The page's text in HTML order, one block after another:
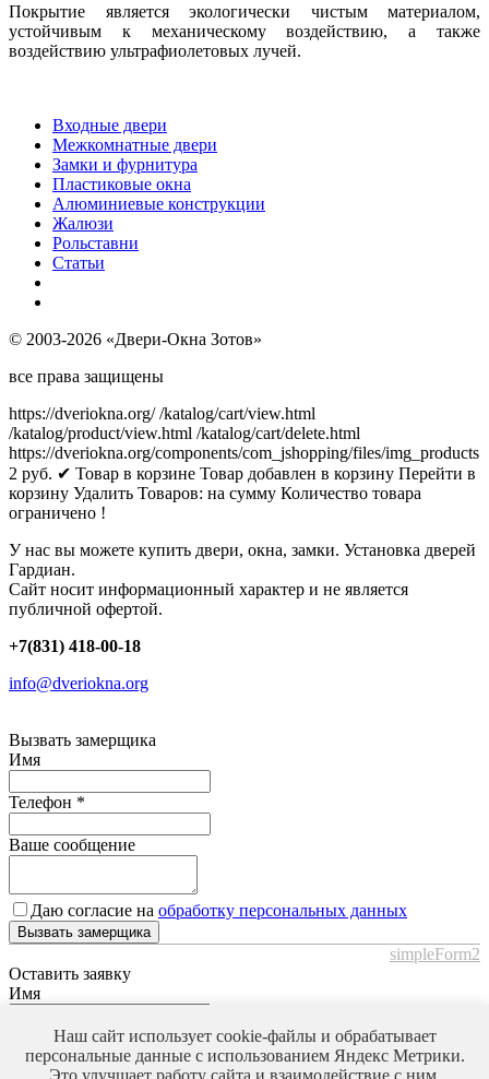
Покрытие является экологически чистым материалом,
устойчивым к механическому воздействию, а также
воздействию ультрафиолетовых лучей.
Входные двери
Межкомнатные двери
Замки и фурнитура
Пластиковые окна
Алюминиевые конструкции
Жалюзи
Рольставни
Статьи
© 2003-2026 «Двери-Окна Зотов»
все права защищены
https://dveriokna.org/ /katalog/cart/view.html
/katalog/product/view.html /katalog/cart/delete.html
https://dveriokna.org/components/com_jshopping/files/img_products
2 руб. ✔ Товар в корзине Товар добавлен в корзину Перейти в
корзину Удалить Товаров: на сумму Количество товара
ограничено !
У нас вы можете купить двери, окна, замки. Установка дверей
Гардиан.
Сайт носит информационный характер и не является
публичной офертой.
+7(831) 418-00-18
info@dveriokna.org
Вызвать замерщика
Имя
Телефон *
Ваше сообщение
Даю согласие на обработку персональных данных
Вызвать замерщика
simpleForm2
Оставить заявку
Имя
Телефон*
Наш сайт использует cookie-файлы и обрабатывает
персональные данные с использованием Яндекс Метрики.
Это улучшает работу сайта и взаимодействие с ним.